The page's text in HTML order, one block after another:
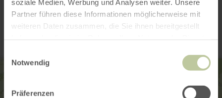
soziale Medien, Werbung und Analysen weiter. Unsere
Partner führen diese Informationen möglicherweise mit
weiteren Daten zusammen, die Sie ihnen bereitgestellt
Notwendig
Präferenzen
Contact